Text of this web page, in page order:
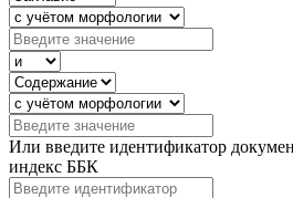
Или введите идентификатор
индекс ББК